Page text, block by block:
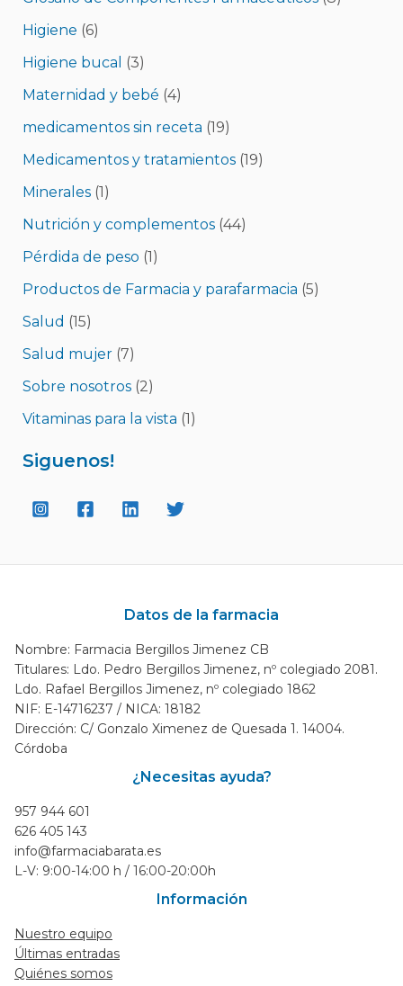
Higiene (6)
Higiene bucal (3)
Maternidad y bebé (4)
medicamentos sin receta (19)
Medicamentos y tratamientos(19)
Minerales(1)
Nutrición y complementos(44)
Pérdida de peso (1)
Productos de Farmacia y parafarmacia (5)
Salud (15)
Salud mujer(7)
Sobre nosotros(2)
Vitaminas para la vista (1)
Siguenos!
Datos de la farmacia
Nombre: Farmacia Bergillos Jimenez CB
Titulares: Ldo. Pedro Bergillos Jimenez, nº colegiado 2081.
Ldo. Rafael Bergillos Jimenez, nº colegiado 1862
NIF: E-14716237 / NICA: 18182
Dirección: C/ Gonzalo Ximenez de Quesada 1. 14004.
Córdoba
¿Necesitas ayuda?
957 944 601
626 405 143
info@farmaciabarata.es
L-V: 9:00-14:00 h / 16:00-20:00h
Información
Nuestro equipo
Últimas entradas
Quiénes somos